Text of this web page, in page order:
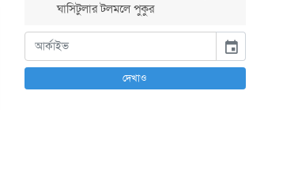
ঘাসিটুলার টলমলে পুকুর
সারা দেশে সর্বোচ্চ সতর্কতা জারি
পুলিশের
বিএনপির রাষ্ট্রপতি প্রার্থী চূড়ান্ত করবেন
event
দেখাও